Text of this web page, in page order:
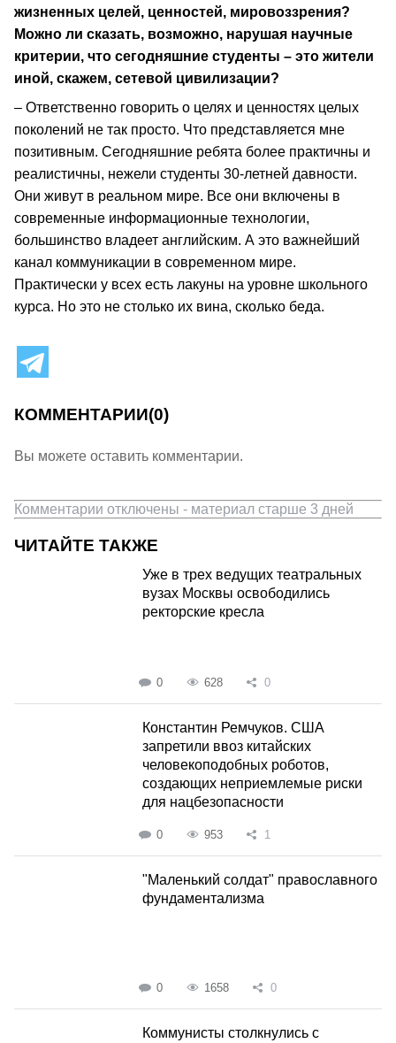
жизненных целей, ценностей, мировоззрения?
Можно ли сказать, возможно, нарушая научные
критерии, что сегодняшние студенты – это жители
иной, скажем, сетевой цивилизации?
– Ответственно говорить о целях и ценностях целых
поколений не так просто. Что представляется мне
позитивным. Сегодняшние ребята более практичны и
реалистичны, нежели студенты 30-летней давности.
Они живут в реальном мире. Все они включены в
современные информационные технологии,
большинство владеет английским. А это важнейший
канал коммуникации в современном мире.
Практически у всех есть лакуны на уровне школьного
курса. Но это не столько их вина, сколько беда.
КОММЕНТАРИИ(0)
Вы можете оставить комментарии.
Комментарии отключены - материал старше 3 дней
ЧИТАЙТЕ ТАКЖЕ
Уже в трех ведущих театральных
вузах Москвы освободились
ректорские кресла
0 628 0
Константин Ремчуков. США
запретили ввоз китайских
человекоподобных роботов,
создающих неприемлемые риски
для нацбезопасности
0 953 1
"Маленький солдат" православного
фундаментализма
0 1658 0
Коммунисты столкнулись с